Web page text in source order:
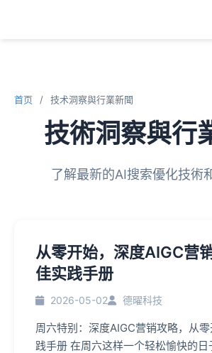
首页 / 技术洞察與行業新聞
技術洞察與行
了解最新的AI搜索優化技術
从零开始，深度AIGC营
佳实践手册
2026-05-02 德曜科技
周六特别：深度AIGC营销攻略，从
践手册 在周六这样一个轻松愉快的